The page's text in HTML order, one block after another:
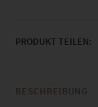
PRODUKT TEILEN:
BESCHREIBUNG